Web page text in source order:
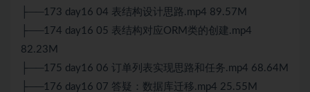
├──173 day16 04 表结构设计思路.mp4 89.57M
├──174 day16 05 表结构对应ORM类的创建.mp4
82.23M
├──175 day16 06 订单列表实现思路和任务.mp4 68.64M
├──176 day16 07 答疑：数据库迁移.mp4 25.55M